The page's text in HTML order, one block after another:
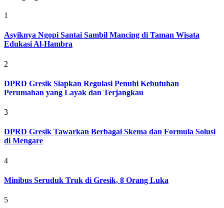
1
Asyiknya Ngopi Santai Sambil Mancing di Taman Wisata
Edukasi Al-Hambra
2
DPRD Gresik Siapkan Regulasi Penuhi Kebutuhan
Perumahan yang Layak dan Terjangkau
3
DPRD Gresik Tawarkan Berbagai Skema dan Formula Solusi
di Mengare
4
Minibus Seruduk Truk di Gresik, 8 Orang Luka
5